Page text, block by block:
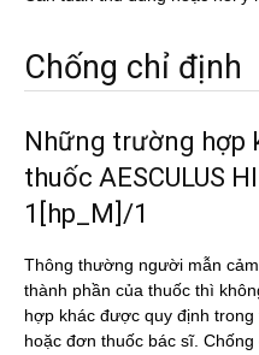
Chống chỉ định
Những trường hợp
thuốc AESCULUS
1[hp_M]/1
Thông thường người mẫn
thành phần của thuốc thì
hợp khác được quy định
hoặc đơn thuốc bác sĩ. Chống